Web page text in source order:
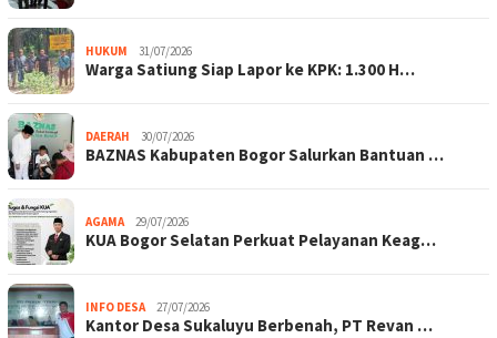
HUKUM 31/07/2026
Warga Satiung Siap Lapor ke KPK: 1.300 H…
DAERAH 30/07/2026
BAZNAS Kabupaten Bogor Salurkan Bantuan …
AGAMA 29/07/2026
KUA Bogor Selatan Perkuat Pelayanan Keag…
INFO DESA 27/07/2026
Kantor Desa Sukaluyu Berbenah, PT Revan …